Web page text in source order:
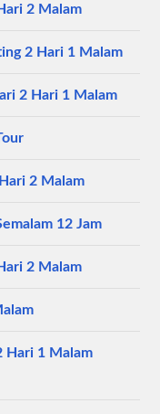
2 Malam
2 Hari 1 Malam
2 Hari 1 Malam
2 Malam
12 Jam
2 Malam
Hari 1 Malam